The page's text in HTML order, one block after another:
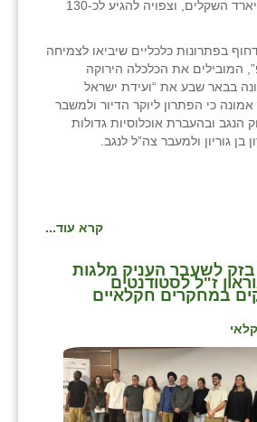
חצתה את 111.4 מיליארד השקלים, וצפויה להגיע לכ-130
בפתרונות כלכליים שיביאו לצמיחה
המובילים את הכלכלה הירוקה
בבאר שבע את “ועידת ישראל
כי הפתרון ליוקר הדיור ולמשבר
הנגב ובהעברת אוכלוסיות גדולות
גוריון ולמעבר צה”ל לנגב.
קרא עוד...
בזק לשעבר העניק מלגות
ז"ל לסטודנטים
במחקרים חקלאיים